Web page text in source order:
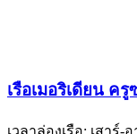
เรือเมอริเดียน ครู